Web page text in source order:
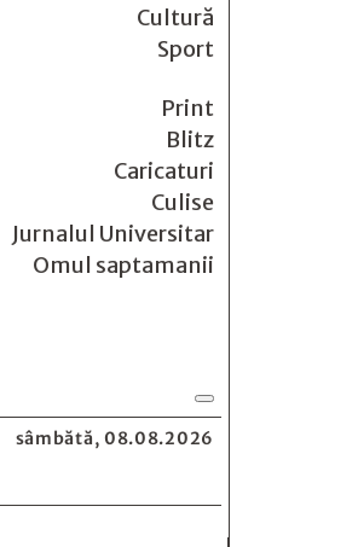
Cultură
Sport
Print
Blitz
Caricaturi
Culise
Jurnalul Universitar
Omul saptamanii
sâmbătă, 08.08.2026